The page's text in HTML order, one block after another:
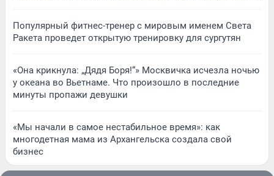
Популярный фитнес-тренер с мировым именем Света
Ракета проведет открытую тренировку для сургутян
«Она крикнула: „Дядя Боря!“» Москвичка исчезла ночью
у океана во Вьетнаме. Что произошло в последние
минуты пропажи девушки
«Мы начали в самое нестабильное время»: как
многодетная мама из Архангельска создала свой
бизнес